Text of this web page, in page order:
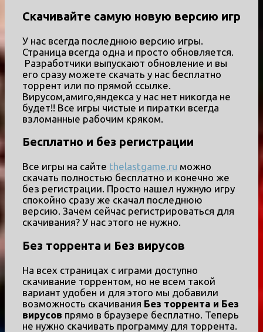
Скачивайте самую новую версию игр
У нас всегда последнюю версию игры.
Страница всегда одна и просто обновляется.
Разработчики выпускают обновление и вы
его сразу можете скачать у нас бесплатно
торрент или по прямой ссылке.
Вирусом,амиго,яндекса у нас нет никогда не
будет!! Все игры чистые и пиратки всегда
взломанные рабочим кряком.
Бесплатно и без регистрации
Все игры на сайте thelastgame.ru можно
скачать полностью бесплатно и конечно же
без регистрации. Просто нашел нужную игру
спокойно сразу же скачал последнюю
версию. Зачем сейчас регистрироваться для
скачивания? У нас этого не нужно.
Без торрента и Без вирусов
На всех страницах с играми доступно
скачивание торрентом, но не всем такой
вариант удобен и для этого мы добавили
возможность скачивания Без торрента и Без
вирусов прямо в браузере бесплатно. Теперь
не нужно скачивать программу для торрента.